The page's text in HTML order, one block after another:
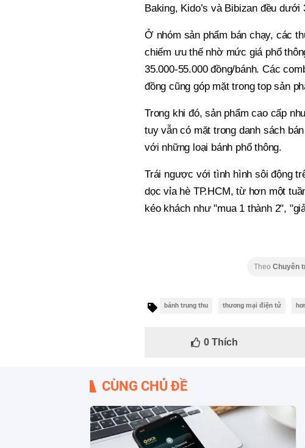
Baking, Kido’s và Bibizan đều dưới
Ở nhóm sản phẩm bán chạy, các
chiếm ưu thế nhờ mức giá phổ
35.000-55.000 đồng/bánh. Các
đồng cũng góp mặt trong top sản
Trong khi đó, sản phẩm cao cấp
tuy vẫn có mặt trong danh sách
với những loại bánh phổ thông.
Trái ngược với tình hình sôi động
dọc vỉa hè TP.HCM, từ hơn một
kéo khách như "mua 1 thành 2",
Theo Chuyên
bánh trung thu thương mại điện tử
0Thích
CÙNG CHỦ ĐỀ